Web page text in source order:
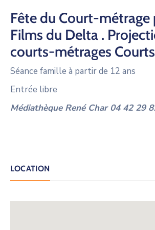
Fête du Court-métrage
Films du Delta .
courts-métrages
Séance famille à partir de 12 ans
Entrée libre
Médiathèque René Char 04 42 29
LOCATION